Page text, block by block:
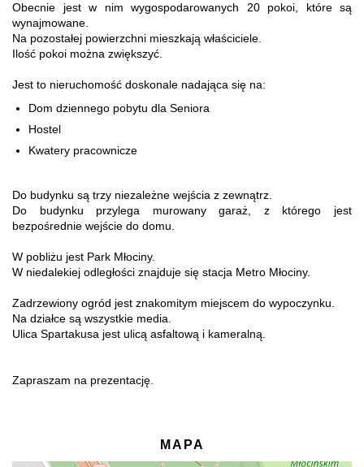
Obecnie jest w nim wygospodarowanych 20 pokoi, które są
wynajmowane.
Na pozostałej powierzchni mieszkają właściciele.
Ilość pokoi można zwiększyć.
Jest to nieruchomość doskonale nadająca się na:
Dom dziennego pobytu dla Seniora
Hostel
Kwatery pracownicze
Do budynku są trzy niezależne wejścia z zewnątrz.
Do budynku przylega murowany garaż, z którego jest
bezpośrednie wejście do domu.
W pobliżu jest Park Młociny.
W niedalekiej odległości znajduje się stacja Metro Młociny.
Zadrzewiony ogród jest znakomitym miejscem do wypoczynku.
Na działce są wszystkie media.
Ulica Spartakusa jest ulicą asfaltową i kameralną.
Zapraszam na prezentację.
MAPA